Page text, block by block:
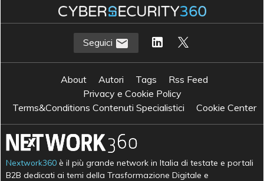
Seguici
About Autori Tags
Rss Feed
Privacy e Cookie Policy
Terms&Conditions Contenuti Specialistici
Cookie Center
Nextwork360 è il più grande network in Italia di testate e portali
B2B dedicati ai temi della Trasformazione Digitale e